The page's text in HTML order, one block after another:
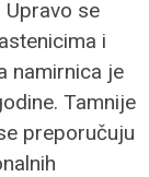
se
i
namirnica je
Tamnije
preporučuju